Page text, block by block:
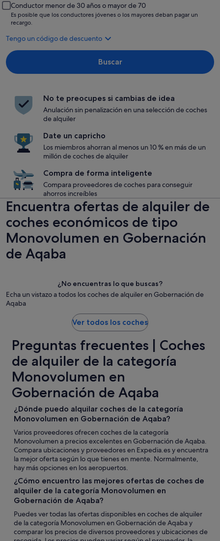
Conductor menor de 30 años o mayor de 70
Es posible que los conductores jóvenes o los mayores deban pagar un
recargo.
Tengo un código de descuento
Buscar
No te preocupes si cambias de idea
Anulación sin penalización en una selección de coches
de alquiler
Date un capricho
Los miembros ahorran al menos un 10 % en más de un
millón de coches de alquiler
Compra de forma inteligente
Compara proveedores de coches para conseguir
ahorros increíbles
Encuentra ofertas de alquiler de
coches económicos de tipo
Monovolumen en Gobernación
de Aqaba
¿No encuentras lo que buscas?
Echa un vistazo a todos los coches de alquiler en Gobernación de
Aqaba
Ver todos los coches
Preguntas frecuentes | Coches
de alquiler de la categoría
Monovolumen en
Gobernación de Aqaba
¿Dónde puedo alquilar coches de la categoría
Monovolumen en Gobernación de Aqaba?
Varios proveedores ofrecen coches de la categoría
Monovolumen a precios excelentes en Gobernación de Aqaba.
Compara ubicaciones y proveedores en Expedia.es y encuentra
la mejor oferta según lo que tienes en mente. Normalmente,
hay más opciones en los aeropuertos.
¿Cómo encuentro las mejores ofertas de coches de
alquiler de la categoría Monovolumen en
Gobernación de Aqaba?
Puedes ver todas las ofertas disponibles en coches de alquiler
de la categoría Monovolumen en Gobernación de Aqaba y
comparar los precios de diversos proveedores y ubicaciones de